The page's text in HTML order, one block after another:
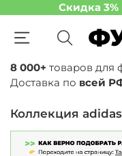
Скидка 3%
8 000+ товаров для
Доставка по всей
Коллекция